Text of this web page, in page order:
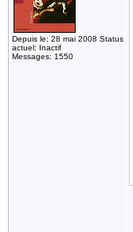
Depuis le: 28 mai 2008 Status
actuel: Inactif
Messages: 1550